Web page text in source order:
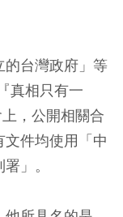
的台灣政府」等
真相只有一
，公開相關合
件均使用「中
」。